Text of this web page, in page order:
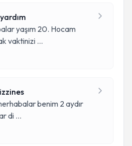
yaşım 20. Hocam
vaktinizi ...
benim 2 aydır
di ...